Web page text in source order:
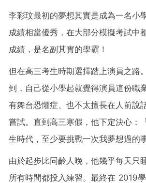
李彩玟最初的夢想其實是成為一名小
成績相當優秀，在大部分模擬考試中
成績，是名副其實的學霸！
但在高三考生時期選擇踏上演員之路
到，自己從小學起就覺得演員這份職
有舞台恐懼症、也不太擅長在人前說
嘗試。直到高三寒假，他下定決心：
生時代，至少要挑戰一次我夢想過的事
由於起步比同齡人晚，他幾乎每天只
所有時間都投入練習。最終在 2019